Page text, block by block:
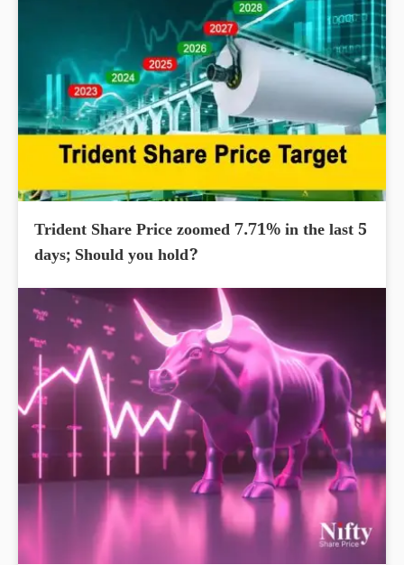
Trident Share Price zoomed 7.71% in the last 5
days; Should you hold?